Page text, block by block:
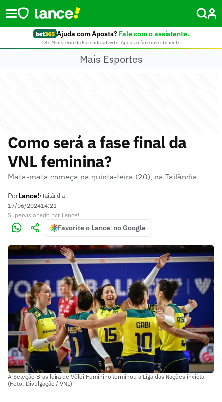
Ajuda com Aposta? Fale com o assistente.
18+ Ministério da Fazenda adverte: Aposta não é investimento
Mais Esportes
Como será a fase final da
VNL feminina?
Mata-mata começa na quinta-feira (20), na Tailândia
PorLance!•Tailândia
17/06/202414:21
Supervisionado por Lance!
Favorite o Lance! no Google
A Seleção Brasileira de Vôlei Feminino terminou a Liga das Nações invicta
(Foto: Divulgação / VNL)